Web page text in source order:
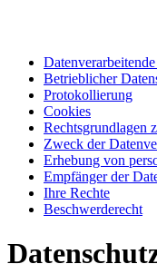
Betrieblicher
Protokollierung
Cookies
Rechtsgrundlagen
Zweck der
Erhebung von
Empfänger der
Ihre Rechte
Beschwerderecht